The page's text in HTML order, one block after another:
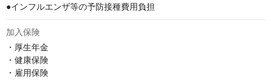
●インフルエンザ等の予防接種費用負担
加入保険
・厚生年金
・健康保険
・雇用保険